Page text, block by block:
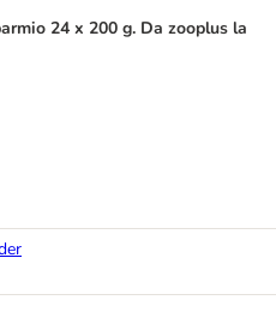
24 x 200 g. Da zooplus la